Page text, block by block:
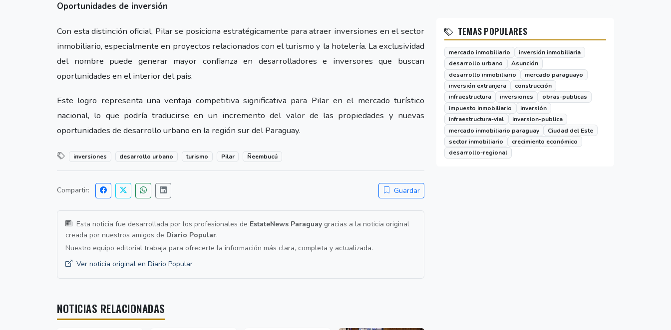
Oportunidades de inversión
Con esta distinción oficial, Pilar se posiciona estratégicamente para atraer inversiones en el sector
inmobiliario, especialmente en proyectos relacionados con el turismo y la hotelería. La exclusividad
del nombre puede generar mayor confianza en desarrolladores e inversores que buscan
oportunidades en el interior del país.
Este logro representa una ventaja competitiva significativa para Pilar en el mercado turístico
nacional, lo que podría traducirse en un incremento del valor de las propiedades y nuevas
oportunidades de desarrollo urbano en la región sur del Paraguay.
inversiones desarrollo urbano turismo Pilar Ñeembucú
Compartir: Guardar
Esta noticia fue desarrollada por los profesionales de EstateNews Paraguay gracias a la noticia original
creada por nuestros amigos de Diario Popular.
Nuestro equipo editorial trabaja para ofrecerte la información más clara, completa y actualizada.
Ver noticia original en Diario Popular
NOTICIAS RELACIONADAS
TEMAS POPULARES
mercado inmobiliario
inversión inmobiliaria
desarrollo urbano
Asunción
desarrollo inmobiliario
mercado paraguayo
inversión extranjera
construcción
infraestructura
inversiones
obras-publicas
impuesto inmobiliario
inversión
infraestructura-vial
inversion-publica
mercado inmobiliario paraguay
Ciudad del Este
sector inmobiliario
crecimiento económico
desarrollo-regional